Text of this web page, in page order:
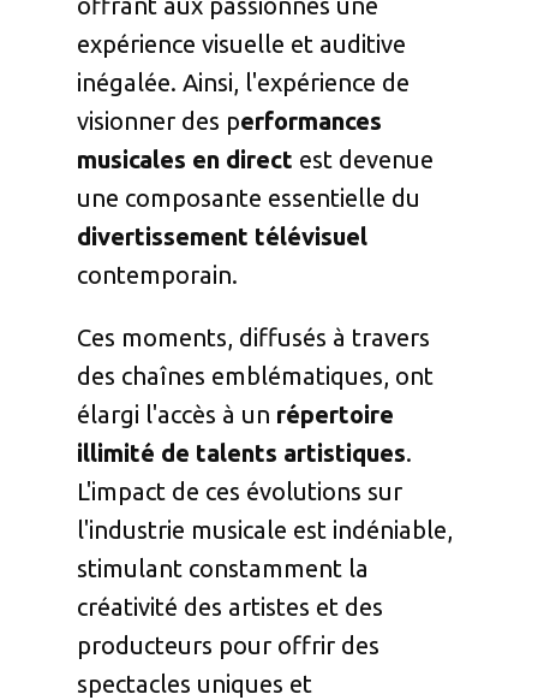
expérience visuelle et auditive
inégalée. Ainsi, l'expérience de
visionner des performances
musicales en direct est devenue
une composante essentielle du
divertissement télévisuel
contemporain.
Ces moments, diffusés à travers
des chaînes emblématiques, ont
élargi l'accès à un répertoire
illimité de talents artistiques.
L'impact de ces évolutions sur
l'industrie musicale est indéniable,
stimulant constamment la
créativité des artistes et des
producteurs pour offrir des
spectacles uniques et